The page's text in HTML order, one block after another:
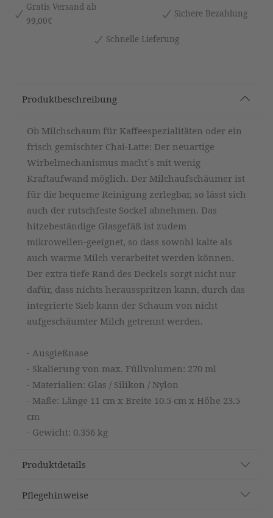
Gratis Versand ab
99,00€
Sichere Bezahlung
Schnelle Lieferung
Produktbeschreibung
Ob Milchschaum für Kaffeespezialitäten oder ein
frisch gemischter Chai-Latte: Der neuartige
Wirbelmechanismus macht´s mit wenig
Kraftaufwand möglich. Der Milchaufschäumer ist
für die bequeme Reinigung zerlegbar, so lässt sich
auch der rutschfeste Sockel abnehmen. Das
hitzebeständige Glasgefäß ist zudem
mikrowellen-geeignet, so dass sowohl kalte als
auch warme Milch verarbeitet werden können.
Der extra tiefe Rand des Deckels sorgt nicht nur
dafür, dass nichts herausspritzen kann, durch das
integrierte Sieb kann der Schaum von nicht
aufgeschäumter Milch getrennt werden.
- Ausgießnase
- Skalierung von max. Füllvolumen: 270 ml
- Materialien: Glas / Silikon / Nylon
- Maße: Länge 11 cm x Breite 10.5 cm x Höhe 23.5
cm
- Gewicht: 0.356 kg
Produktdetails
Pflegehinweise